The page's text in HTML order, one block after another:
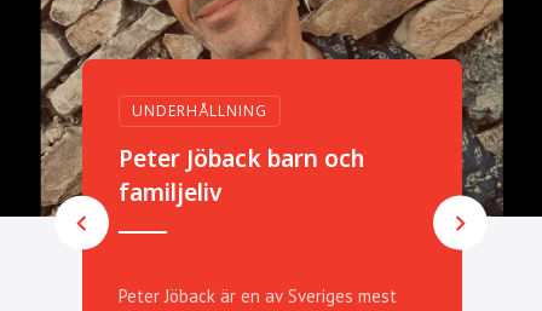
UNDERHÅLLNING
Peter Jöback barn och
familjeliv
Peter Jöback är en av Sveriges mest